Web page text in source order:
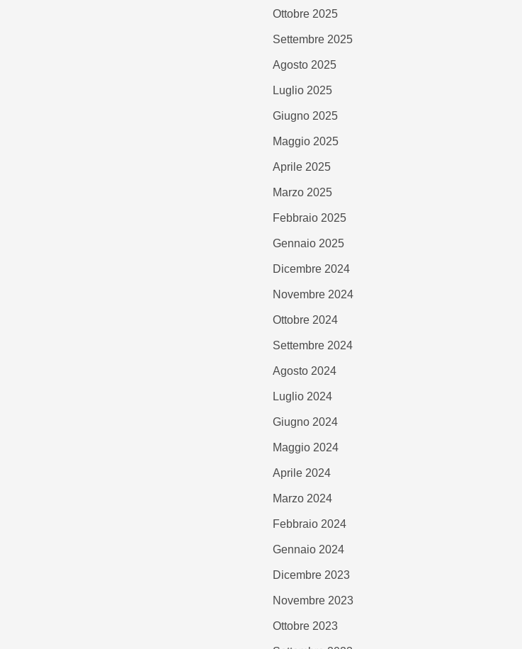
Ottobre 2025
Settembre 2025
Agosto 2025
Luglio 2025
Giugno 2025
Maggio 2025
Aprile 2025
Marzo 2025
Febbraio 2025
Gennaio 2025
Dicembre 2024
Novembre 2024
Ottobre 2024
Settembre 2024
Agosto 2024
Luglio 2024
Giugno 2024
Maggio 2024
Aprile 2024
Marzo 2024
Febbraio 2024
Gennaio 2024
Dicembre 2023
Novembre 2023
Ottobre 2023